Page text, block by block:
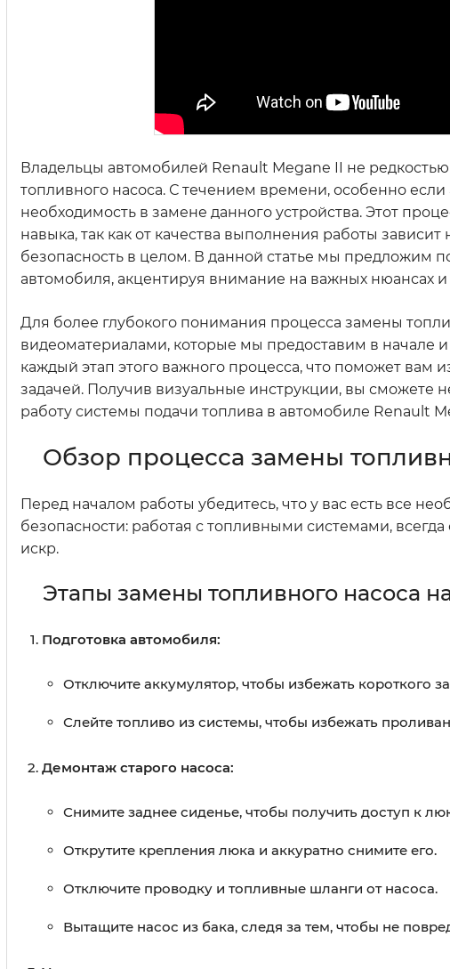
Владельцы автомобилей Renault Megane II не
топливного насоса. С течением времени, особенно
необходимость в замене данного устройства. Этот
навыка, так как от качества выполнения работы
безопасность в целом. В данной статье мы предложим
автомобиля, акцентируя внимание на важных нюансах и
Для более глубокого понимания процесса замены
видеоматериалами, которые мы предоставим в начале
каждый этап этого важного процесса, что поможет вам
задачей. Получив визуальные инструкции, вы сможете
работу системы подачи топлива в автомобиле Renault
Обзор процесса замены
Перед началом работы убедитесь, что у вас есть все
безопасности: работая с топливными системами,
искр.
Этапы замены топливного насоса
Подготовка автомобиля:
Отключите аккумулятор, чтобы избежать короткого
Слейте топливо из системы, чтобы избежать
Демонтаж старого насоса:
Снимите заднее сиденье, чтобы получить доступ к
Открутите крепления люка и аккуратно снимите его.
Отключите проводку и топливные шланги от насоса.
Вытащите насос из бака, следя за тем, чтобы не